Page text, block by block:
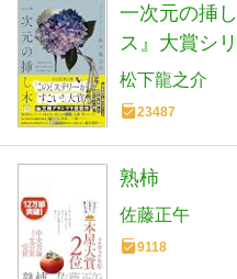
一次元の挿
ス』大賞シ
松下龍之介
23487
熟柿
佐藤正午
9118